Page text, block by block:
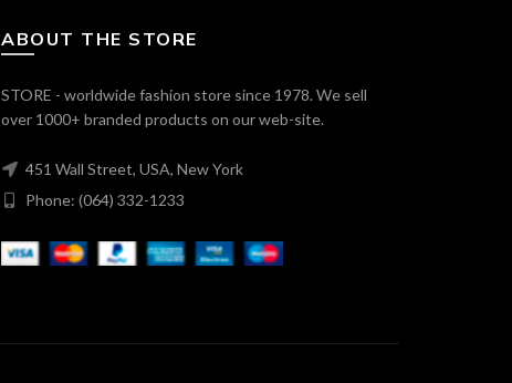
ABOUT THE STORE
STORE - worldwide fashion store since 1978. We sell
over 1000+ branded products on our web-site.
451 Wall Street, USA, New York
Phone: (064) 332-1233